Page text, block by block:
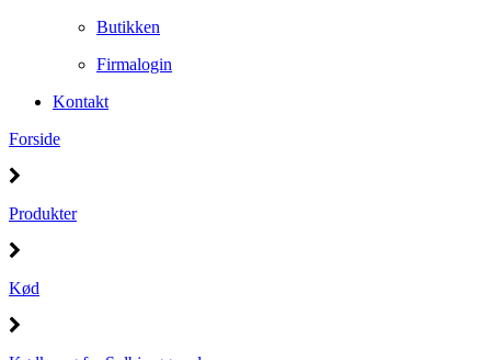
Butikken
Firmalogin
Kontakt
Forside
Produkter
Kød